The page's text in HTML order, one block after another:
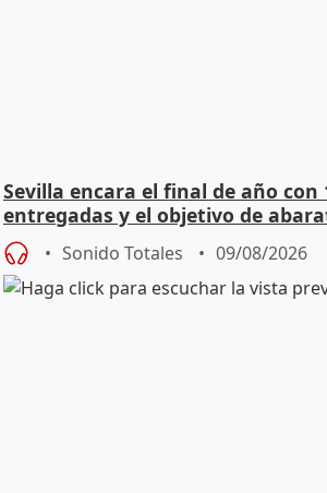
Sevilla encara el final de año con
entregadas y el objetivo de
Sonido Totales 09/08/2026